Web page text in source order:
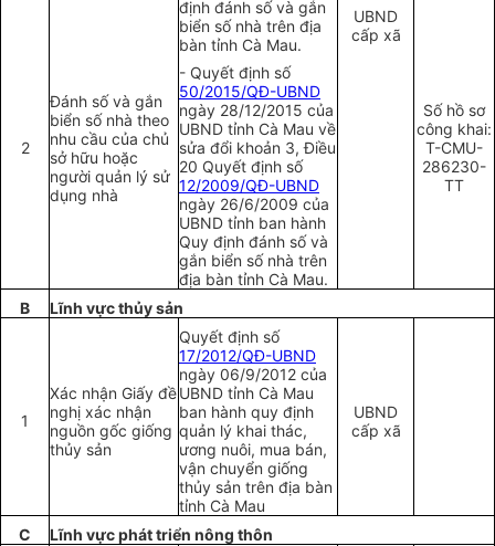
định đánh số và gắn
biển số nhà trên địa
bàn tỉnh Cà Mau.
- Quyết định số
50/2015/QĐ-UBND
ngày 28/12/2015 của
UBND tỉnh Cà Mau về
sửa đổi khoản 3, Điều
20 Quyết định số
12/2009/QĐ-UBND
ngày 26/6/2009 của
UBND tỉnh ban hành
Quy định đánh số và
gắn biển số nhà trên
địa bàn tỉnh Cà Mau.
UBND
cấp xã
2
Đánh số và gắn
biển số nhà theo
nhu cầu của chủ
sở hữu hoặc
người quản lý sử
dụng nhà
Số hồ sơ
công khai:
T-CMU-
286230-
TT
B Lĩnh vực thủy sản
1
Xác nhận Giấy đề
nghị xác nhận
nguồn gốc giống
thủy sản
Quyết định số
17/2012/QĐ-UBND
ngày 06/9/2012 của
UBND tỉnh Cà Mau
ban hành quy định
quản lý khai thác,
ương nuôi, mua bán,
vận chuyển giống
thủy sản trên địa bàn
tỉnh Cà Mau
UBND
cấp xã
C Lĩnh vực phát triển nông thôn